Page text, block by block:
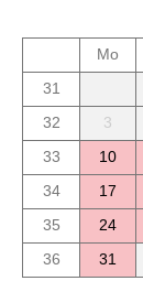
Mo
31
32
3
33
10
34
17
35
24
36
31